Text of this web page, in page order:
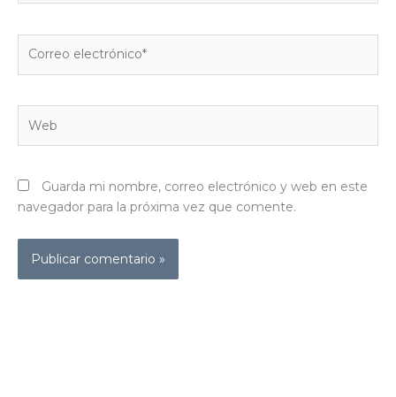
electrónico*
Guarda mi nombre, correo electrónico y web en este
navegador para la próxima vez que comente.